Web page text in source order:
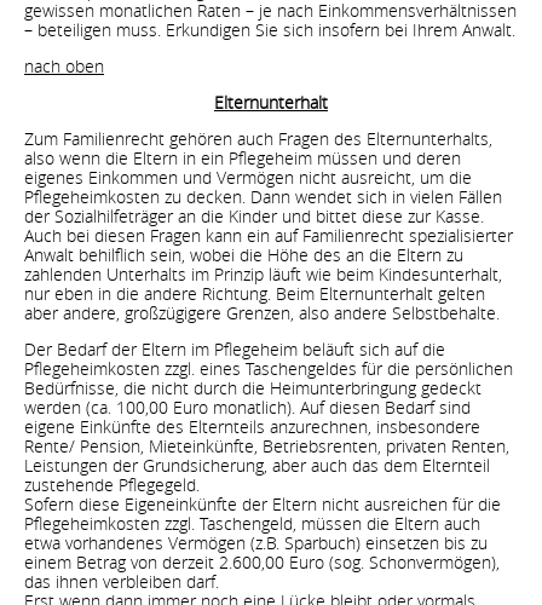
gewissen monatlichen Raten – je nach Einkommensverhältnissen
– beteiligen muss. Erkundigen Sie sich insofern bei Ihrem Anwalt.
nach oben
Elternunterhalt
Zum Familienrecht gehören auch Fragen des Elternunterhalts,
also wenn die Eltern in ein Pflegeheim müssen und deren
eigenes Einkommen und Vermögen nicht ausreicht, um die
Pflegeheimkosten zu decken. Dann wendet sich in vielen Fällen
der Sozialhilfeträger an die Kinder und bittet diese zur Kasse.
Auch bei diesen Fragen kann ein auf Familienrecht spezialisierter
Anwalt behilflich sein, wobei die Höhe des an die Eltern zu
zahlenden Unterhalts im Prinzip läuft wie beim Kindesunterhalt,
nur eben in die andere Richtung. Beim Elternunterhalt gelten
aber andere, großzügigere Grenzen, also andere Selbstbehalte.
Der Bedarf der Eltern im Pflegeheim beläuft sich auf die
Pflegeheimkosten zzgl. eines Taschengeldes für die persönlichen
Bedürfnisse, die nicht durch die Heimunterbringung gedeckt
werden (ca. 100,00 Euro monatlich). Auf diesen Bedarf sind
eigene Einkünfte des Elternteils anzurechnen, insbesondere
Rente/ Pension, Mieteinkünfte, Betriebsrenten, privaten Renten,
Leistungen der Grundsicherung, aber auch das dem Elternteil
zustehende Pflegegeld.
Sofern diese Eigeneinkünfte der Eltern nicht ausreichen für die
Pflegeheimkosten zzgl. Taschengeld, müssen die Eltern auch
etwa vorhandenes Vermögen (z.B. Sparbuch) einsetzen bis zu
einem Betrag von derzeit 2.600,00 Euro (sog. Schonvermögen),
das ihnen verbleiben darf.
Erst wenn dann immer noch eine Lücke bleibt oder vormals